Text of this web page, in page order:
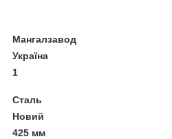
Мангалзавод
Україна
1
Сталь
Новий
425 мм